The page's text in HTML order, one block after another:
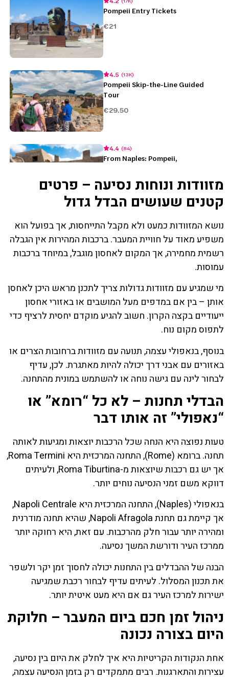
מזוודות ונוחות נסיעה – פרטים
קטנים שעושים הבדל גדול
נושא המזוודות כמעט ולא מקבל התייחסות, אך בפועל הוא
משפיע מאוד על חוויית המעבר. ברכבות המהירות אין הגבלה
רשמית מחמירה, אך המקום לאחסון מוגבל, במיוחד ברכבות
עמוסות.
מי שמגיע עם מזוודות גדולות צריך לתכנן מראש היכן לאחסן
אותן – בין אם במדפים מעל המושבים או באזורי אחסון
ייעודיים בקצה הקרון. חשוב להגיע מוקדם יחסית לרציף כדי
לתפוס מקום נוח.
בנוסף, בנאפולי עצמה, תנועה עם מזוודות ברחובות הצרים או
באזורים עם אבני דרך יכולה להיות מאתגרת. לכן, עדיף
לבחור לינה עם גישה נוחה או להשתמש במונית מהתחנה.
הבדלי תחנות – לא כל “רומא” או
“נאפולי” זה אותו דבר
טעות נפוצה היא הנחה שכל הרכבות יוצאות ומגיעות לאותה
תחנה. ברומא (Rome), התחנה המרכזית היא Roma Termini,
אך יש גם רכבות שיוצאות מ-Roma Tiburtina, ולעיתים
דווקא משם זמני הנסיעה נוחים יותר.
בנאפולי (Naples), התחנה המרכזית היא Napoli Centrale,
אך קיימת גם תחנת Napoli Afragola, שהיא תחנה מודרנית
ומהירה יותר עבור חלק מהרכבות. עם זאת, היא רחוקה יותר
ממרכז העיר ודורשת המשך נסיעה.
הבנה של ההבדלים בין התחנות יכולה לחסוך זמן יקר ולשפר
את תכנון המסלול. לעיתים עדיף לבחור רכבת שמגיעה
ישירות למרכז העיר גם אם היא מעט איטית יותר.
ניהול זמן חכם ביום המעבר – חלוקת
היום בצורה נכונה
אחת הנקודות הקריטיות היא איך לחלק את היום בין נסיעה,
עצירות והתארגנות. רבים מתמקדים רק בזמן הנסיעה עצמה,